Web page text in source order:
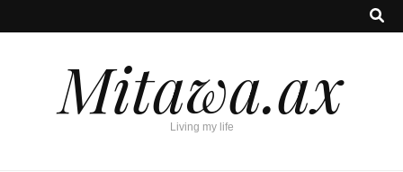
Mitawa.ax
Living my life